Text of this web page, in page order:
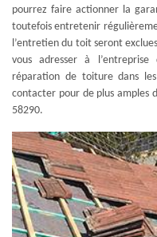
pourrez faire actionner la
toutefois entretenir
l’entretien du toit seront
vous adresser à
réparation de toiture dans
contacter pour de plus amples
58290.